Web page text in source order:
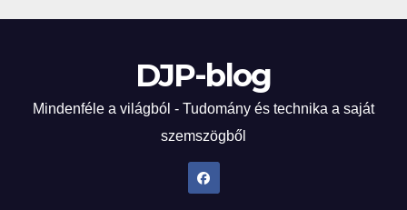
DJP-blog
Mindenféle a világból - Tudomány és technika a saját
szemszögből